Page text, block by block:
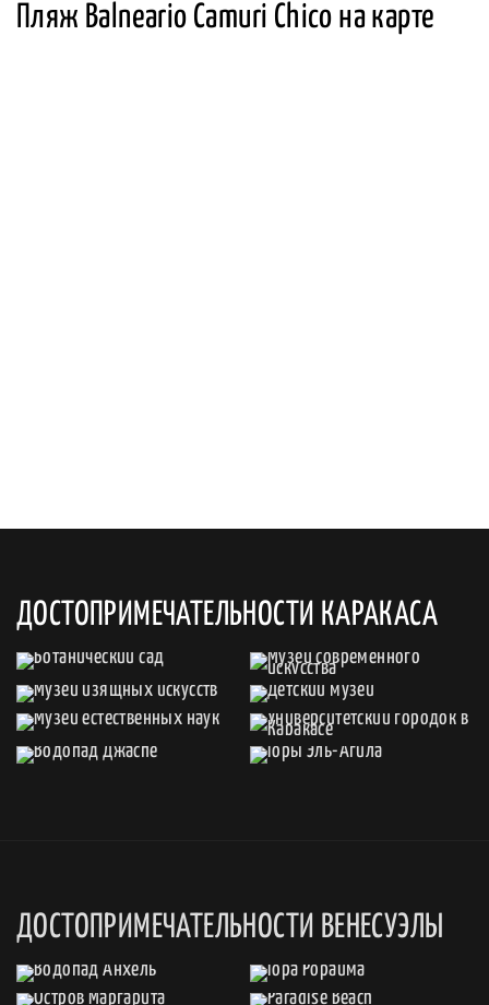
Пляж Balneario Camuri Chico на карте
ДОСТОПРИМЕЧАТЕЛЬНОСТИ КАРАКАСА
ДОСТОПРИМЕЧАТЕЛЬНОСТИ ВЕНЕСУЭЛЫ